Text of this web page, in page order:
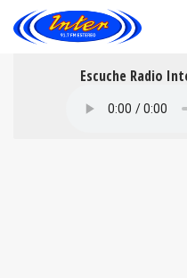
Escuche Radio